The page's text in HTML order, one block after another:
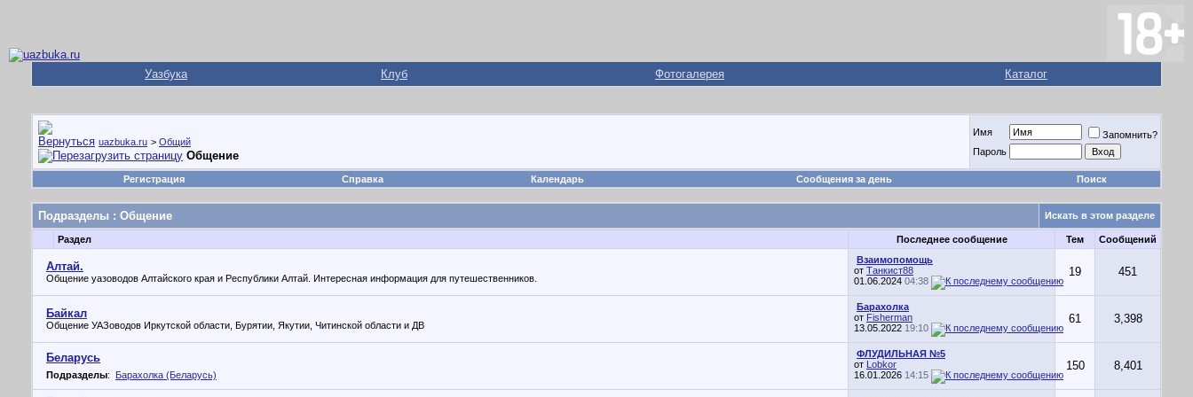
Уазбука Клуб Фотогалерея Каталог
uazbuka.ru > Общий
Общение
Имя
Запомнить?
Пароль
Регистрация Справка Календарь Сообщения за день Поиск
Подразделы : Общение Искать в этом разделе
Раздел Последнее сообщение Тем Сообщений
Алтай.
Общение уазоводов Алтайского края и Республики Алтай. Интересная информация для путешественников.
Взаимопомощь
от Танкист88
01.06.2024 04:38
19 451
Байкал
Общение УАЗоводов Иркутской области, Бурятии, Якутии, Читинской области и ДВ
Барахолка
от Fisherman
13.05.2022 19:10
61 3,398
Беларусь
Подразделы: Барахолка (Беларусь)
ФЛУДИЛЬНАЯ №5
от Lobkor
16.01.2026 14:15
150 8,401